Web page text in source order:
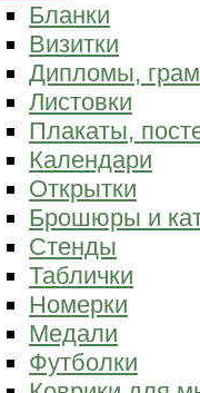
Бланки
Визитки
Дипломы,
Листовки
Плакаты,
Календари
Открытки
Брошюры и
Стенды
Таблички
Номерки
Медали
Футболки